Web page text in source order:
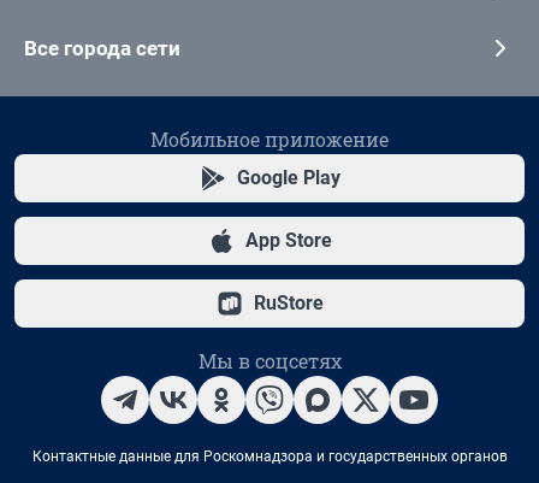
Все города сети
Мобильное приложение
Google Play
App Store
RuStore
Мы в соцсетях
Контактные данные для Роскомнадзора и государственных органов